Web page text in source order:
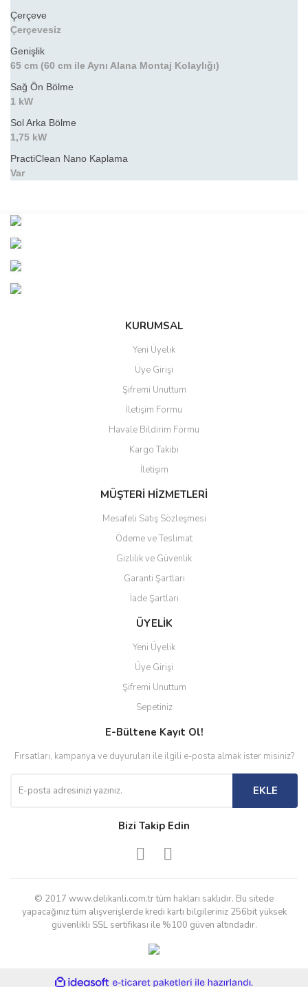
Çerçeve
Çerçevesiz
Genişlik
65 cm (60 cm ile Aynı Alana Montaj Kolaylığı)
Sağ Ön Bölme
1 kW
Sol Arka Bölme
1,75 kW
PractiClean Nano Kaplama
Var
konularda yetersiz gördüğünüz noktaları öneri formunu kullanarak
Görüş ve önerileriniz için teşekkür ederiz.
Ürün bilgilerinde hatalar bulunuyor.
Gönder
KURUMSAL
Yeni Üyelik
Üye Girişi
Şifremi Unuttum
İletişim Formu
Havale Bildirim Formu
Kargo Takibi
İletişim
MÜŞTERİ HİZMETLERİ
Mesafeli Satış Sözleşmesi
Ödeme ve Teslimat
Gizlilik ve Güvenlik
Garanti Şartları
İade Şartları
ÜYELİK
Yeni Üyelik
Üye Girişi
Şifremi Unuttum
Sepetiniz
E-Bültene Kayıt Ol!
Fırsatları, kampanya ve duyuruları ile ilgili e-posta almak ister misiniz?
EKLE
Bizi Takip Edin
© 2017 www.delikanli.com.tr tüm hakları saklıdır. Bu sitede
yapacağınız tüm alışverişlerde kredi kartı bilgileriniz 256bit yüksek
güvenlikli SSL sertifikası ile %100 güven altındadır.
ideasoft e-